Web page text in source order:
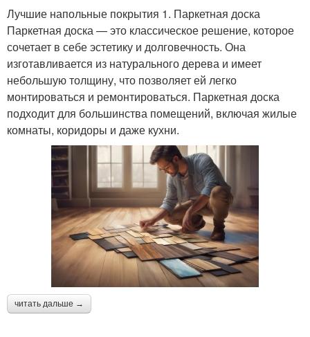
Лучшие напольные покрытия 1. Паркетная доска
Паркетная доска — это классическое решение, которое
сочетает в себе эстетику и долговечность. Она
изготавливается из натурального дерева и имеет
небольшую толщину, что позволяет ей легко
монтироваться и ремонтироваться. Паркетная доска
подходит для большинства помещений, включая жилые
комнаты, коридоры и даже кухни.
читать дальше →